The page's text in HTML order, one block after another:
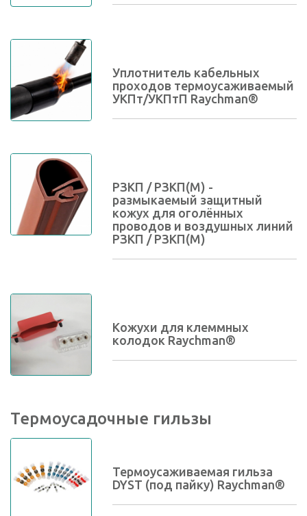
Уплотнитель кабельных
проходов термоусаживаемый
УКПт/УКПтП Raychman®
РЗКП / РЗКП(М) -
размыкаемый защитный
кожух для оголённых
проводов и воздушных линий
РЗКП / РЗКП(М)
Кожухи для клеммных
колодок Raychman®
Термоусадочные гильзы
Термоусаживаемая гильза
DYST (под пайку) Raychman®